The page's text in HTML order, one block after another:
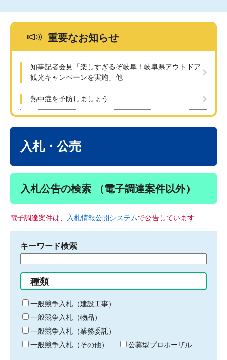
重要なお知らせ
知事記者会見「楽しすぎるぞ岐阜！岐阜県アウトドア
観光キャンペーンを実施」他
熱中症を予防しましょう
入札・公売
入札公告の検索 （電子調達案件以外）
電子調達案件は、 入札情報公開システムで公告しています
キーワード検索
る
キ
ー
ワ
ー
ド
種類
一般競争入札（建設工事）
一般競争入札（物品）
一般競争入札（業務委託）
一般競争入札（その他）
公募型プロポーザル